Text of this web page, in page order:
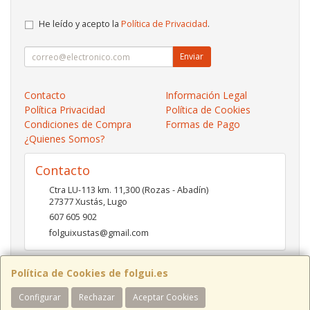
Política de Cookies de folgui.es
Configurar Rechazar Aceptar Cookies
He leído y acepto la Política de Privacidad.
Enviar
Contacto
Información Legal
Política Privacidad
Política de Cookies
Condiciones de Compra
Formas de Pago
¿Quienes Somos?
Contacto
Ctra LU-113 km. 11,300 (Rozas - Abadín)
27377Xustás,Lugo
607 605 902
folguixustas@gmail.com
Horario
Lunes a viernes de 10:00 a 14:00 y de 16:00 a 20:00.